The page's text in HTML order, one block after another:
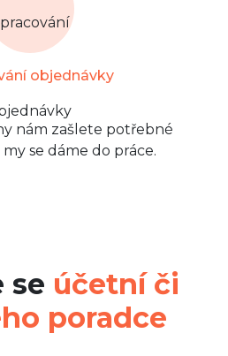
objednávky
nám zašlete potřebné
se dáme do práce.
se účetní či
poradce